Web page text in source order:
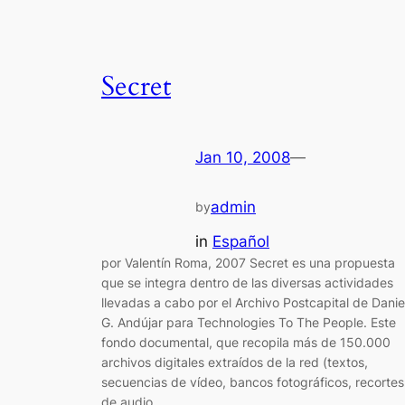
Secret
Jan 10, 2008—
byadmin
in Español
por Valentín Roma, 2007 Secret es una propuesta
que se integra dentro de las diversas actividades
llevadas a cabo por el Archivo Postcapital de
G. Andújar para Technologies To The People. Este
fondo documental, que recopila más de 150.000
archivos digitales extraídos de la red (textos,
secuencias de vídeo, bancos fotográficos, recortes